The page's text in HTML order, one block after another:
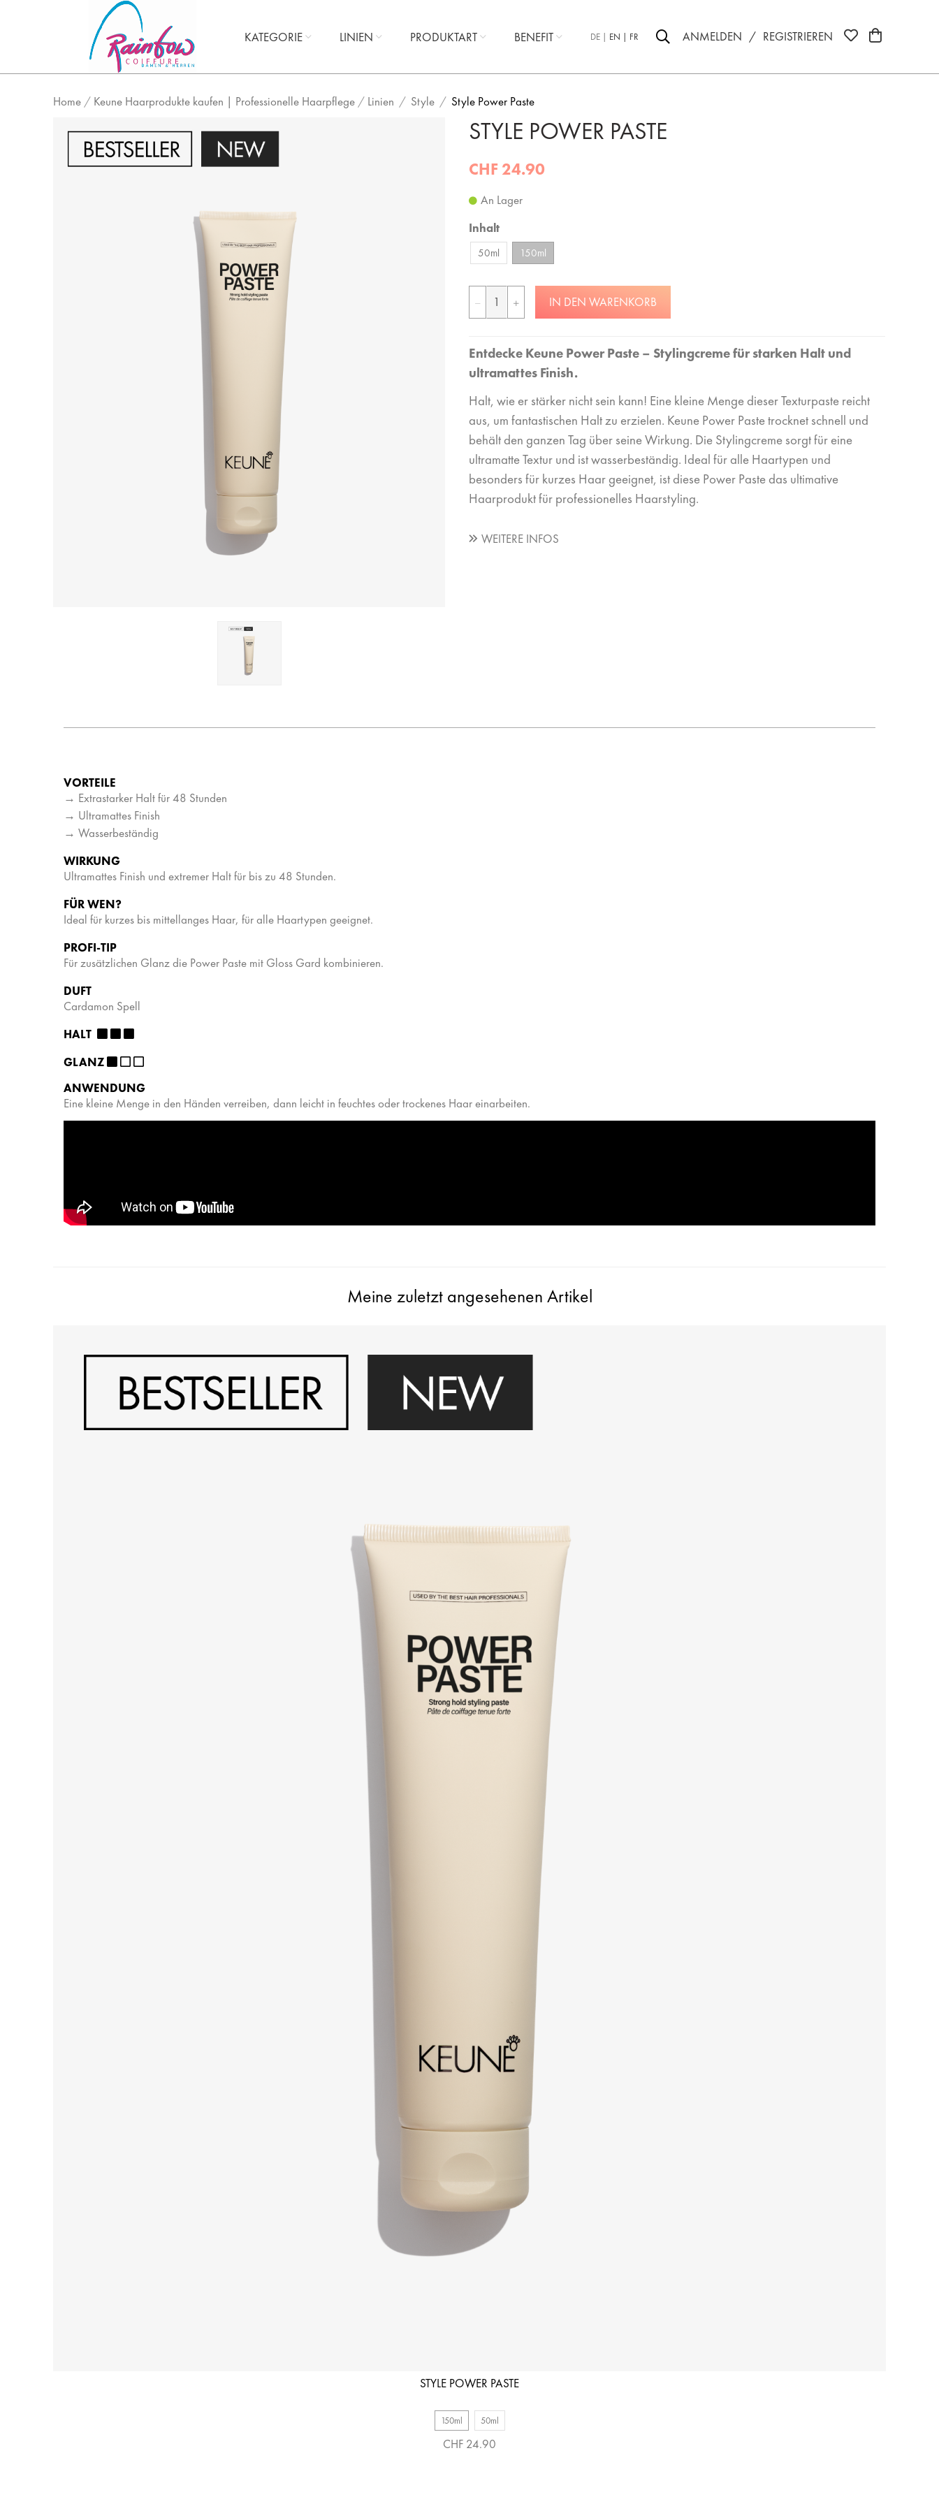
KATEGORIE LINIEN PRODUKTART BENEFIT DE EN FR ANMELDEN / REGISTRIEREN
Home / Keune Haarprodukte kaufen | Professionelle Haarpflege / Linien Style Style Power Paste
STYLE POWER PASTE
CHF 24.90
An Lager
Inhalt
50ml 150ml
IN DEN WARENKORB
Entdecke Keune Power Paste – Stylingcreme für starken Halt und
ultramattes Finish.
Halt, wie er stärker nicht sein kann! Eine kleine Menge dieser Texturpaste reicht
aus, um fantastischen Halt zu erzielen. Keune Power Paste trocknet schnell und
behält den ganzen Tag über seine Wirkung. Die Stylingcreme sorgt für eine
ultramatte Textur und ist wasserbeständig. Ideal für alle Haartypen und
besonders für kurzes Haar geeignet, ist diese Power Paste das ultimative
Haarprodukt für professionelles Haarstyling.
WEITERE INFOS
VORTEILE
→ Extrastarker Halt für 48 Stunden
→ Ultramattes Finish
→ Wasserbeständig
WIRKUNG
Ultramattes Finish und extremer Halt für bis zu 48 Stunden.
FÜR WEN?
Ideal für kurzes bis mittellanges Haar, für alle Haartypen geeignet.
PROFI-TIP
Für zusätzlichen Glanz die Power Paste mit Gloss Gard kombinieren.
DUFT
Cardamon Spell
HALT ​ ​
GLANZ
ANWENDUNG
Eine kleine Menge in den Händen verreiben, dann leicht in feuchtes oder trockenes Haar einarbeiten.
Meine zuletzt angesehenen Artikel
STYLE POWER PASTE
150ml 50ml
CHF 24.90